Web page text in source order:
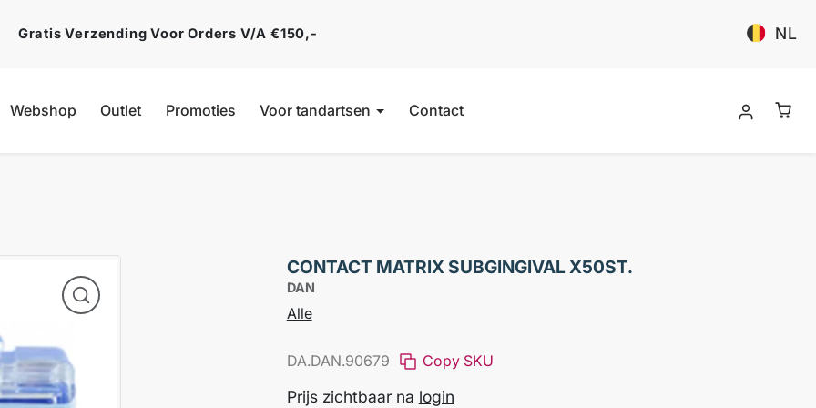
Gratis Verzending Voor Orders V/a €150,- NL
Webshop Outlet Promoties Voor tandartsen Contact
CONTACT MATRIX SUBGINGIVAL X50ST.
DAN
Alle
DA.DAN.90679 Copy SKU
Prijs zichtbaar na login